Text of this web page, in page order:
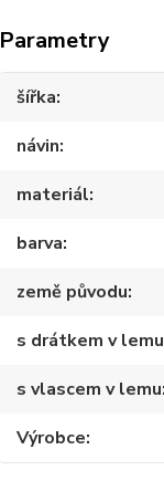
Parametry
šířka
návin
materiál
barva
země původu
s drátkem v lemu
s vlascem v lemu
Výrobce